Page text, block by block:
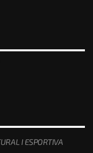
I ESPORTIVA